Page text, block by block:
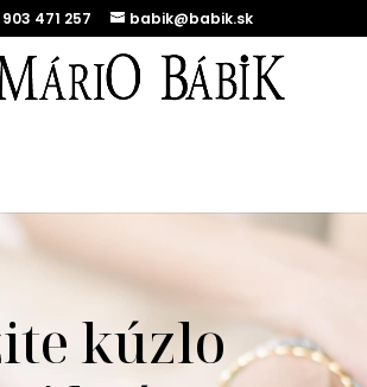
903 471 257 babik@babik.sk
kúzlo